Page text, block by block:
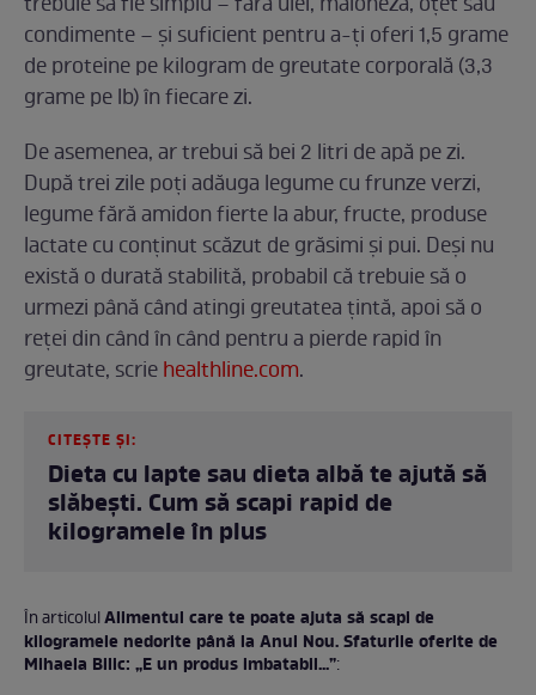
condimente – și suficient pentru a-ți oferi 1,5 grame
de proteine ​​pe kilogram de greutate corporală (3,3
grame pe lb) în fiecare zi.
De asemenea, ar trebui să bei 2 litri de apă pe zi.
După trei zile poți adăuga legume cu frunze verzi,
legume fără amidon fierte la abur, fructe, produse
lactate cu conținut scăzut de grăsimi și pui. Deși nu
există o durată stabilită, probabil că trebuie să o
urmezi până când atingi greutatea țintă, apoi să o
reței din când în când pentru a pierde rapid în
greutate, scriehealthline.com.
CITEȘTE ȘI:
Dieta cu lapte sau dieta albă te ajută să
slăbești. Cum să scapi rapid de
kilogramele în plus
În articolulAlimentul care te poate ajuta să scapi de
kilogramele nedorite până la Anul Nou. Sfaturile oferite de
Mihaela Bilic: „E un produs imbatabil...”: